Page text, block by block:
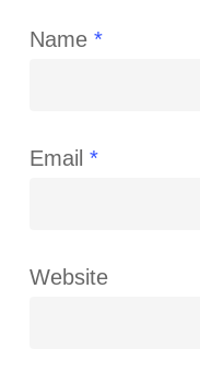
Name *
Email *
Website